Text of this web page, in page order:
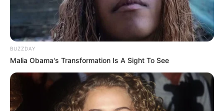
BUZZDAY
Malia Obama's Transformation Is A Sight To See